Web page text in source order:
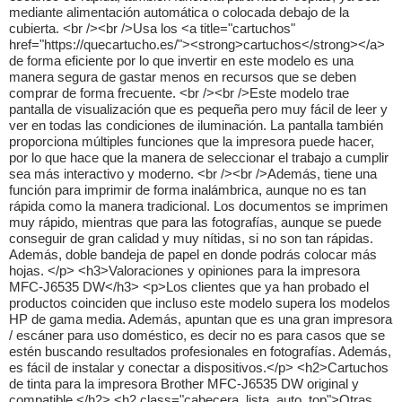
mediante alimentación automática o colocada debajo de la
cubierta. <br /><br />Usa los <a title="cartuchos"
href="https://quecartucho.es/"><strong>cartuchos</strong></a>
de forma eficiente por lo que invertir en este modelo es una
manera segura de gastar menos en recursos que se deben
comprar de forma frecuente. <br /><br />Este modelo trae
pantalla de visualización que es pequeña pero muy fácil de leer y
ver en todas las condiciones de iluminación. La pantalla también
proporciona múltiples funciones que la impresora puede hacer,
por lo que hace que la manera de seleccionar el trabajo a cumplir
sea más interactivo y moderno. <br /><br />Además, tiene una
función para imprimir de forma inalámbrica, aunque no es tan
rápida como la manera tradicional. Los documentos se imprimen
muy rápido, mientras que para las fotografías, aunque se puede
conseguir de gran calidad y muy nítidas, si no son tan rápidas.
Además, doble bandeja de papel en donde podrás colocar más
hojas. </p> <h3>Valoraciones y opiniones para la impresora
MFC-J6535 DW</h3> <p>Los clientes que ya han probado el
productos coinciden que incluso este modelo supera los modelos
HP de gama media. Además, apuntan que es una gran impresora
/ escáner para uso doméstico, es decir no es para casos que se
estén buscando resultados profesionales en fotografías. Además,
es fácil de instalar y conectar a dispositivos.</p> <h2>Cartuchos
de tinta para la impresora Brother MFC-J6535 DW original y